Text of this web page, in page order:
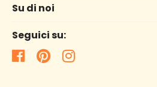
Su di noi
Seguici su: